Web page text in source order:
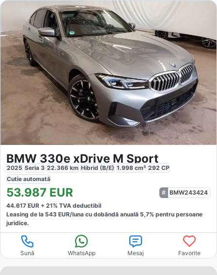
BMW 330e xDrive M Sport
2025 Seria 3 22.366 km Hibrid (B/E) 1.998 cm³ 292 CP
Cutie automată
53.987 EUR
BMW243424
44.617 EUR + 21% TVA deductibil
Leasing de la 543 EUR/luna cu dobăndă anuală 5,7% pentru persoane
juridice.
Sună WhatsApp Mesaj Favorite